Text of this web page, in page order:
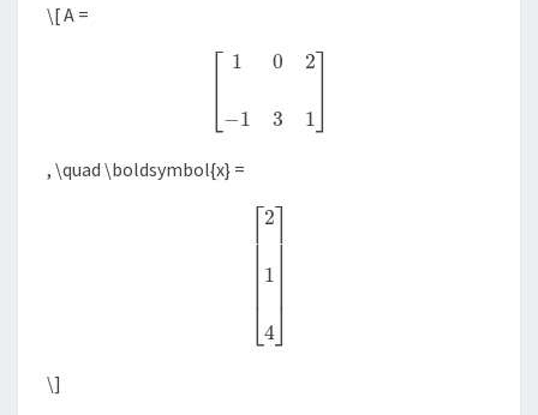
\[ A =
1 −1 1]
, \quad \boldsymbol{x} =
214
\]